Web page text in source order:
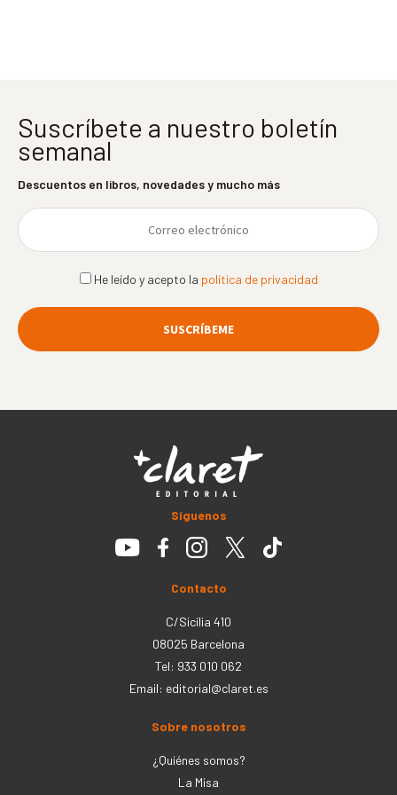
Suscríbete a nuestro boletín
semanal
Descuentos en libros, novedades y mucho más
He leído y acepto la política de privacidad
Síguenos
Contacto
C/Sicília 410
08025 Barcelona
Tel: 933 010 062
Email: editorial@claret.es
Sobre nosotros
¿Quiénes somos?
La Misa